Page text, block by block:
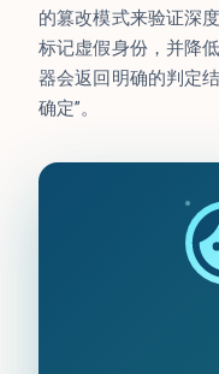
的篡改模式来验证深
标记虚假身份，并降
器会返回明确的判定
确定”。